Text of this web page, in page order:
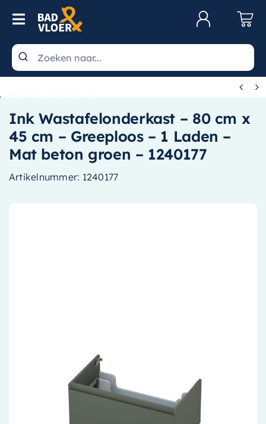
Skip to content
Toggle Navigation
Wastafels
Spiegels
Kranen
Douche
 
Ink Wastafelonderkast – 80 cm x
45 cm – Greeploos – 1 Laden –
Mat beton groen – 1240177
Artikelnummer: 1240177